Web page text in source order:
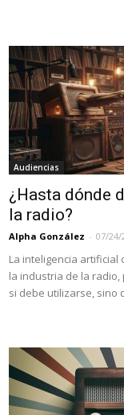
Audiencias
¿Hasta dónde
la radio?
Alpha González - 07/24/
La inteligencia
la industria de la
si debe utilizarse, sino